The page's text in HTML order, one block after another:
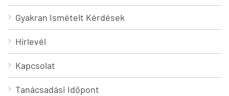
Gyakran Ismételt Kérdések
Hírlevél
Kapcsolat
Tanácsadási Időpont